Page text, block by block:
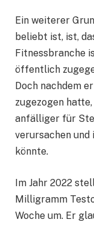
Ein weiterer
beliebt ist, ist,
Fitnessbranche
öffentlich
Doch nachdem
zugezogen
anfälliger für
verursachen und
könnte.
Im Jahr 2022
Milligramm
Woche um. Er